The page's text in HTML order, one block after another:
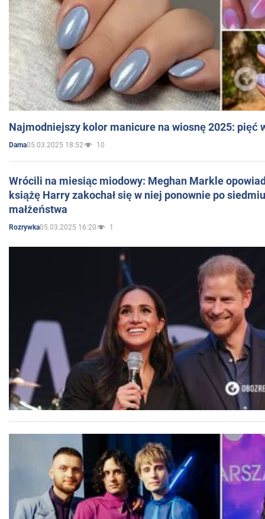
Najmodniejszy kolor manicure na wiosnę 2025: pięć
Dama05.03.2025 18:52 10
Wrócili na miesiąc miodowy: Meghan Markle
książę Harry zakochał się w niej ponownie po
małżeństwa
Rozrywka05.03.2025 16:20 1